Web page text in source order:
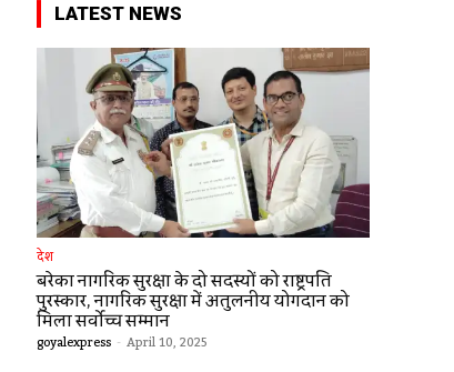
LATEST NEWS
देश
बरेका नागरिक सुरक्षा के दो सदस्यों को राष्ट्रपति
पुरस्कार, नागरिक सुरक्षा में अतुलनीय योगदान को
मिला सर्वोच्च सम्मान
goyalexpress - April 10, 2025